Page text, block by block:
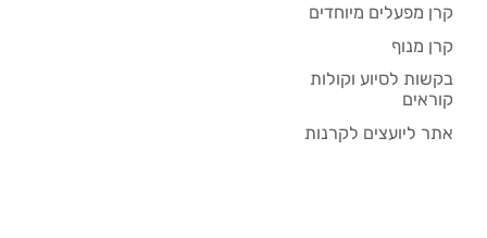
קרן מפעלים מיוחדים
קרן מנוף
בקשות לסיוע וקולות
קוראים
אתר ליועצים לקרנות